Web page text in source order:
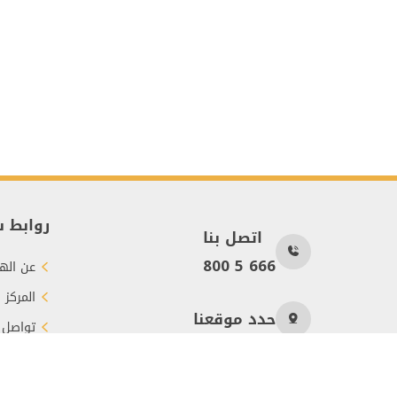
اتصل بنا
800 5 666
حدد موقعنا
عن